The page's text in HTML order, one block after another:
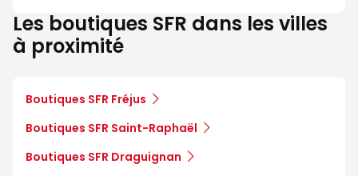
Les boutiques SFR dans les villes
à proximité
Boutiques SFR Fréjus
Boutiques SFR Saint-Raphaël
Boutiques SFR Draguignan